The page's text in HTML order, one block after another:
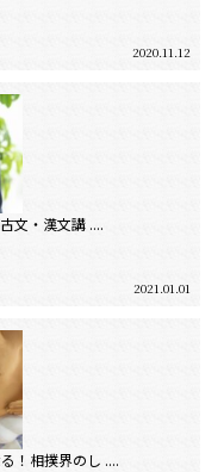
2020.11.12
文・漢文講 ....
2021.01.01
！相撲界のし ....